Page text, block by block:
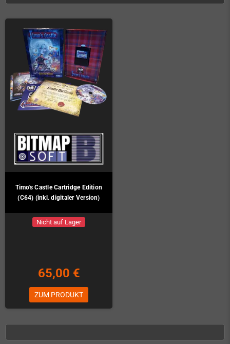
Timo's Castle Cartridge Edition
(C64) (inkl. digitaler Version)
Nicht auf Lager
65,00 €
ZUM PRODUKT